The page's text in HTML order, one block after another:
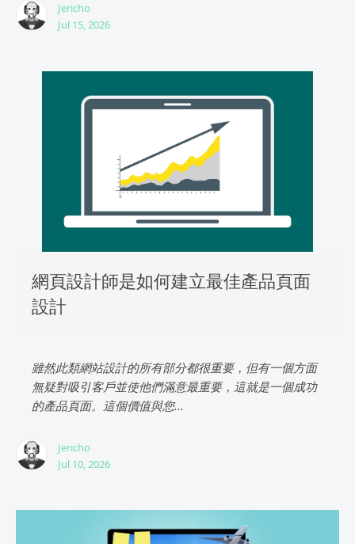
Jericho
Jul 15, 2026
網頁設計師是如何建立最佳產品頁面
設計
雖然此類網站設計的所有部分都很重要，但有一個方面
無疑對吸引客戶並使他們滿意最重要，這就是一個成功
的產品頁面。這個價值與您...
Jericho
Jul 10, 2026